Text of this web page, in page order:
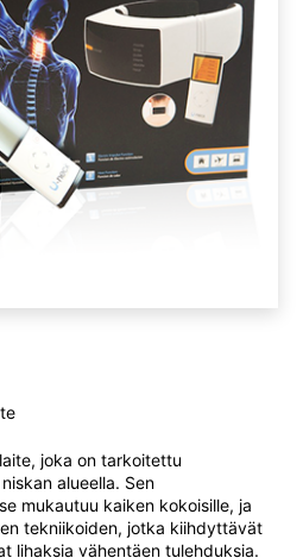
joka on tarkoitettu
alueella. Sen
mukautuu kaiken kokoisille, ja
tekniikoiden, jotka kiihdyttävät
lihaksia vähentäen tulehduksia.